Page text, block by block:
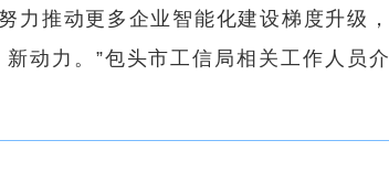
力推动更多企业智能化建设梯度升级，
动力。”包头市工信局相关工作人员介